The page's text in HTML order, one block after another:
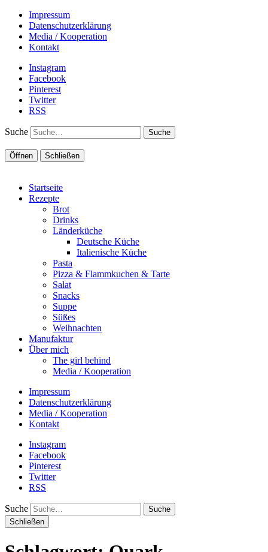
Impressum
Datenschutzerklärung
Media / Kooperation
Kontakt
Instagram
Facebook
Pinterest
Twitter
RSS
Suche
Öffnen Schließen
Startseite
Rezepte
Brot
Drinks
Länderküche
Deutsche Küche
Italienische Küche
Pasta
Pizza & Flammkuchen & Tarte
Salat
Snacks
Suppe
Süßes
Weihnachten
Manufaktur
Über mich
The girl behind
Media / Kooperation
Impressum
Datenschutzerklärung
Media / Kooperation
Kontakt
Instagram
Facebook
Pinterest
Twitter
RSS
Suche
Schließen